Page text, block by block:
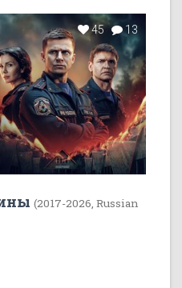
45 13
(2017-2026, Russian